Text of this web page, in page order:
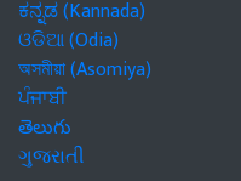
ಕನ್ನಡ (Kannada)
ଓଡିଆ (Odia)
অসমীয়া (Asomiya)
ਪੰਜਾਬੀ
తెలుగు
ગુજરાતી